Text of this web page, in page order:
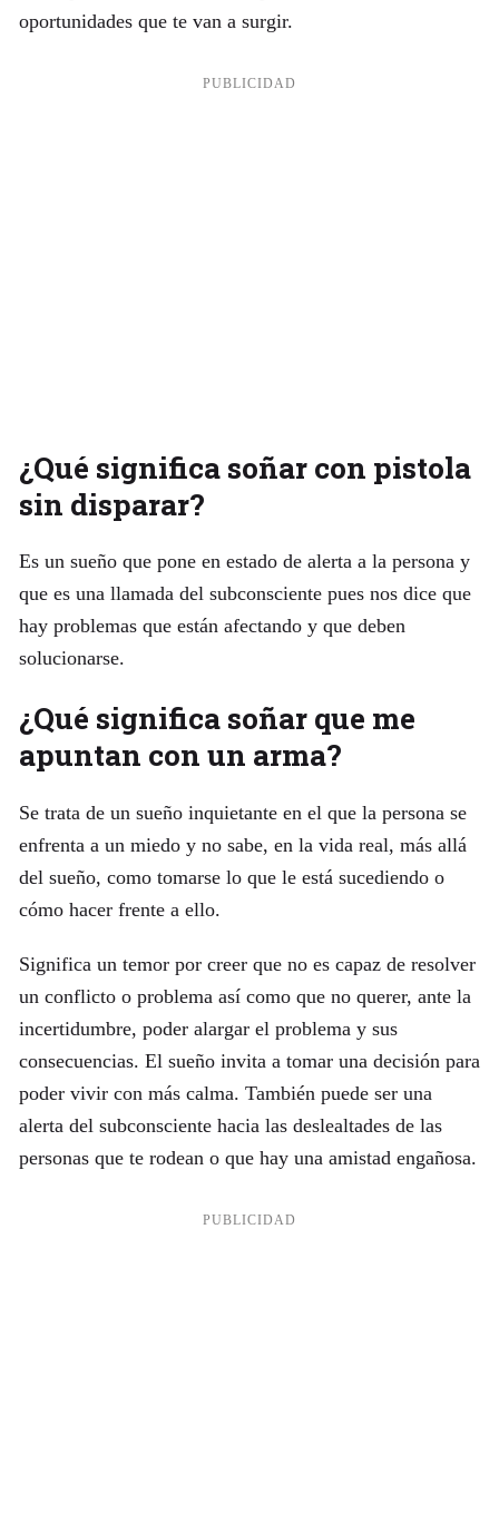
oportunidades que te van a surgir.
¿Qué significa soñar con pistola
sin disparar?
Es un sueño que pone en estado de alerta a la persona y
que es una llamada del subconsciente pues nos dice que
hay problemas que están afectando y que deben
solucionarse.
¿Qué significa soñar que me
apuntan con un arma?
Se trata de un sueño inquietante en el que la persona se
enfrenta a un miedo y no sabe, en la vida real, más allá
del sueño, como tomarse lo que le está sucediendo o
cómo hacer frente a ello.
Significa un temor por creer que no es capaz de resolver
un conflicto o problema así como que no querer, ante la
incertidumbre, poder alargar el problema y sus
consecuencias. El sueño invita a tomar una decisión para
poder vivir con más calma. También puede ser una
alerta del subconsciente hacia las deslealtades de las
personas que te rodean o que hay una amistad engañosa.